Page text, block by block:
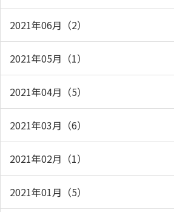
2021年06月（2）
2021年05月（1）
2021年04月（5）
2021年03月（6）
2021年02月（1）
2021年01月（5）